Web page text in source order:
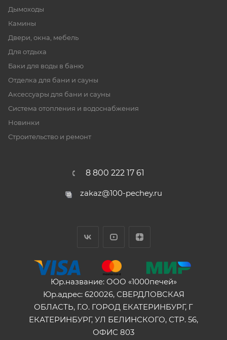
Дымоходы
Камины
Двери, окна, мебель
Для отдыха
Баки для воды в баню
Отделка для бани и сауны
Аксессуары для бани и сауны
Система отопления и водоснабжения
Новинки
Строительство и ремонт
8 800 222 17 61
zakaz@100-pechey.ru
Юр.название: ООО «1000печей»
Юр.адрес: 620026, СВЕРДЛОВСКАЯ
ОБЛАСТЬ, Г.О. ГОРОД ЕКАТЕРИНБУРГ, Г
ЕКАТЕРИНБУРГ, УЛ БЕЛИНСКОГО, СТР. 56,
ОФИС 803